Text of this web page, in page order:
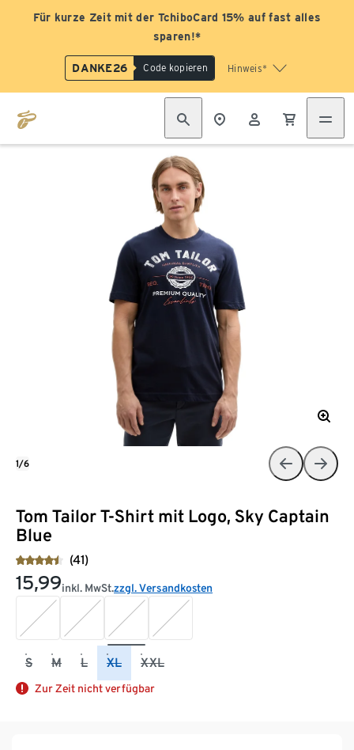
Für kurze Zeit mit der TchiboCard 15% auf fast alles
sparen!*
DANKE26 Code kopieren Hinweis*
Tom Tailor T-Shirt mit Logo, Sky Captain
Blue
(41)
15,99inkl. MwSt.zzgl. Versandkosten
S M L XL XXL
Zur Zeit nicht verfügbar
1/6